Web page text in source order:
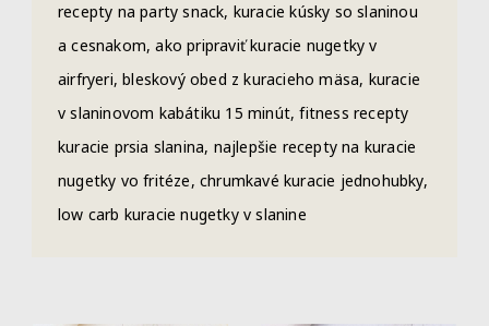
recepty na party snack, kuracie kúsky so slaninou
a cesnakom, ako pripraviť kuracie nugetky v
airfryeri, bleskový obed z kuracieho mäsa, kuracie
v slaninovom kabátiku 15 minút, fitness recepty
kuracie prsia slanina, najlepšie recepty na kuracie
nugetky vo fritéze, chrumkavé kuracie jednohubky,
low carb kuracie nugetky v slanine